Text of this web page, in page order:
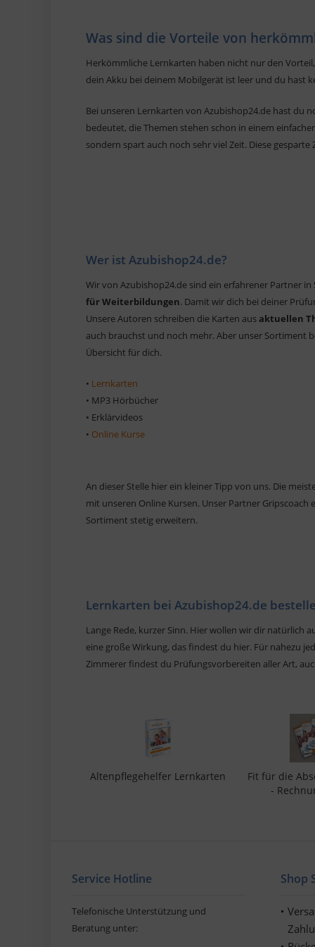
Was sind die Vorteile von
Herkömmliche Lernkarten haben nicht nur den
dein Akku bei deinem Mobilgerät ist leer und du hast
Bei unseren Lernkarten von Azubishop24.de hast du
bedeutet, die Themen stehen schon in einem
sondern spart auch noch sehr viel Zeit. Diese
Wer ist Azubishop24.de?
Wir von Azubishop24.de sind ein erfahrener Partner
für Weiterbildungen. Damit wir dich bei deiner
Unsere Autoren schreiben die Karten aus aktuellen
auch brauchst und noch mehr. Aber unser Sortiment
Übersicht für dich.
• Lernkarten
• MP3 Hörbücher
• Erklärvideos
• Online Kurse
Lernkarten bei Azubishop24.de
Lange Rede, kurzer Sinn. Hier wollen wir dir natürlich
eine große Wirkung, das findest du hier. Für nahezu
Zimmerer findest du Prüfungsvorbereiten aller Art,
Altenpflegehelfer Lernkarten
Fit für die
-
An dieser Stelle hier ein kleiner Tipp von uns. Die
mit unseren Online Kursen. Unser Partner
Sortiment stetig erweitern.
Service Hotline
Telefonische Unterstützung und
Beratung unter:
Shop